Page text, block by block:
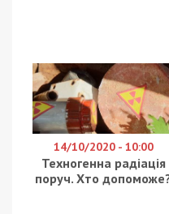
который прибыл в
проработает 3
получит убежище,
надбавку. Ее размер
работника в
который
выплачивать около